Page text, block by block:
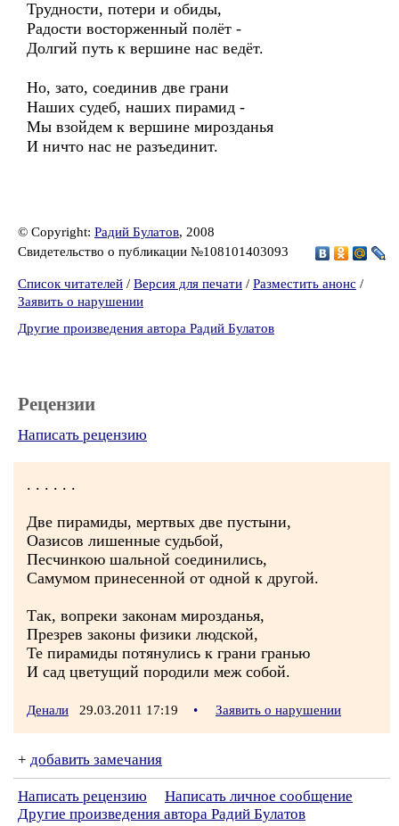
Трудности, потери и обиды,
Радости восторженный полёт -
Долгий путь к вершине нас ведёт.
Но, зато, соединив две грани
Наших судеб, наших пирамид -
Мы взойдем к вершине мирозданья
И ничто нас не разъединит.
© Copyright: Радий Булатов, 2008
Свидетельство о публикации №108101403093
Список читателей / Версия для печати / Разместить анонс /
Заявить о нарушении
Другие произведения автора Радий Булатов
Рецензии
Написать рецензию
. . . . . .
Две пирамиды, мертвых две пустыни,
Оазисов лишенные судьбой,
Песчинкою шальной соединились,
Самумом принесенной от одной к другой.
Так, вопреки законам мирозданья,
Презрев законы физики людской,
Те пирамиды потянулись к грани гранью
И сад цветущий породили меж собой.
Денали 29.03.2011 17:19 • Заявить о нарушении
+ добавить замечания
Написать рецензию
Написать личное сообщение
Другие произведения автора Радий Булатов